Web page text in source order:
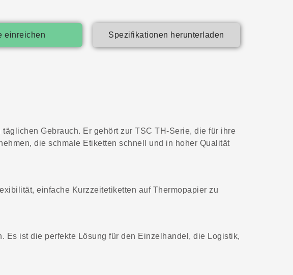
einreichen Spezifikationen herunterladen
Gebrauch. Er gehört zur TSC TH-Serie, die für ihre
die schmale Etiketten schnell und in hoher Qualität
einfache Kurzzeitetiketten auf Thermopapier zu
Es ist die perfekte Lösung für den Einzelhandel, die Logistik,